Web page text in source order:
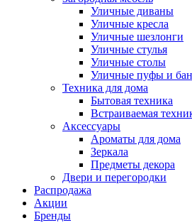
Уличные диваны
Уличные кресла
Уличные шезлонги
Уличные стулья
Уличные столы
Уличные пуфы и
Техника для дома
Бытовая техника
Встраиваемая
Аксессуары
Ароматы для дома
Зеркала
Предметы декора
Двери и перегородки
Распродажа
Акции
Бренды